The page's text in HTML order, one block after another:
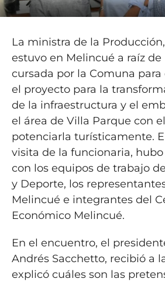
La ministra de la
estuvo en Melincué a raíz
cursada por la Comuna
el proyecto para la
de la infraestructura y el
el área de Villa Parque con
potenciarla turísticamente.
visita de la funcionaria,
con los equipos de trabajo
y Deporte, los
Melincué e integrantes del
Económico Melincué.
En el encuentro, el
Andrés Sacchetto, recibió a
explicó cuáles son las